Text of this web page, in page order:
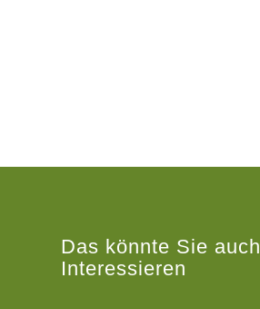
Das könnte Sie auch
Interessieren